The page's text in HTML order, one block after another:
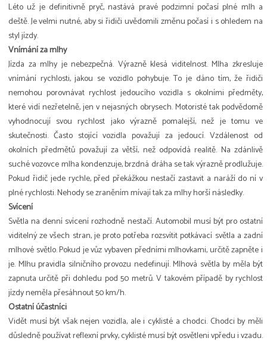
Léto už je definitivně pryč, nastává pravé podzimní počasí plné mlh a
deště. Je velmi nutné, aby si řidiči uvědomili změnu počasí i s ohledem na
styl jízdy.
Vnímání za mlhy
Jízda za mlhy je nebezpečná. Výrazně klesá viditelnost. Mlha zkresluje
vnímání rychlosti, jakou se vozidlo pohybuje. To je dáno tím, že řidiči
nemohou porovnávat rychlost jedoucího vozidla s okolními předměty,
které vidí nezřetelně, jen v nejasných obrysech. Motoristé tak podvědomě
vyhodnocují svou rychlost jako výrazně pomalejší, než je tomu ve
skutečnosti. Často stojící vozidla považují za jedoucí. Vzdálenost od
okolních předmětů považují za větší, než odpovídá realitě. Na zdánlivě
suché vozovce mlha kondenzuje, brzdná dráha se tak výrazně prodlužuje.
Pokud řidič jede rychle, před překážkou nestačí zastavit a naráží do ní v
plné rychlosti. Nehody se zraněním mívají tak za mlhy horší následky.
Svícení
Světla na denní svícení rozhodně nestačí. Automobil musí být pro ostatní
viditelný ze všech stran, je proto potřeba rozsvítit potkávací světla a zadní
mlhové světlo. Pokud je vůz vybaven předními mlhovkami, určitě zapněte i
je. Mlhu pravidla silničního provozu nedefinují. Mlhová světla by měla být
zapnuta určitě při dohledu pod 50 metrů. V takovém případě by rychlost
jízdy neměla přesáhnout 50 km/h.
Ostatní účastníci
Vidět musí být však nejen vozidla, ale i cyklisté a chodci. Chodci by měli
důsledně používat reflexní prvky, cyklisté musí být osvětleni vpředu i vzadu.